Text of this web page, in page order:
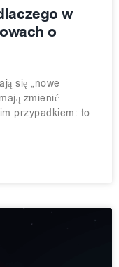
w
o
się „nowe
zmienić
przypadkiem: to